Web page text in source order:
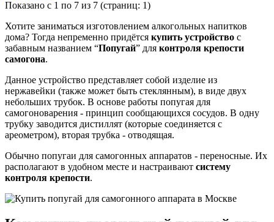
Показано с 1 по 7 из 7 (страниц: 1)
Хотите заниматься изготовлением алкогольных напитков
дома? Тогда непременно придётся купить устройство с
забавным названием “Попугай” для контроля крепости
самогона.
Данное устройство представляет собой изделие из
нержавейки (также может быть стеклянным), в виде двух
небольших трубок. В основе работы попугая для
самогоноварения - принцип сообщающихся сосудов. В одну
трубку заводится дистиллят (которые соединяется с
ареометром), вторая трубка - отводящая.
Обычно попугаи для самогонных аппаратов - переносные. Их
располагают в удобном месте и настраивают систему
контроля крепости.